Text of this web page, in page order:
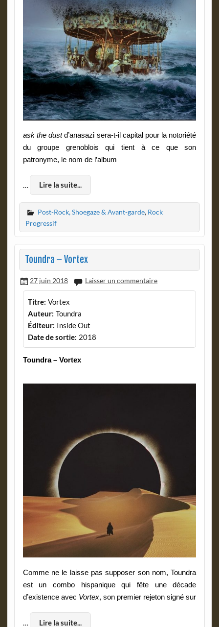
ask the dustd’anasazi sera-t-il capital pour la notoriété
du groupe grenoblois qui tient à ce que son
patronyme, le nom de l’album
… Lire la suite...
Post-Rock, Shoegaze & Avant-garde, Rock
Progressif
Toundra – Vortex
27 juin 2018 Laisser un commentaire
Titre: Vortex
Auteur: Toundra
Éditeur: Inside Out
Date de sortie: 2018
Toundra – Vortex
Comme ne le laisse pas supposer son nom, Toundra
est un combo hispanique qui fête une décade
d’existence avec Vortex, son premier rejeton signé sur
… Lire la suite...